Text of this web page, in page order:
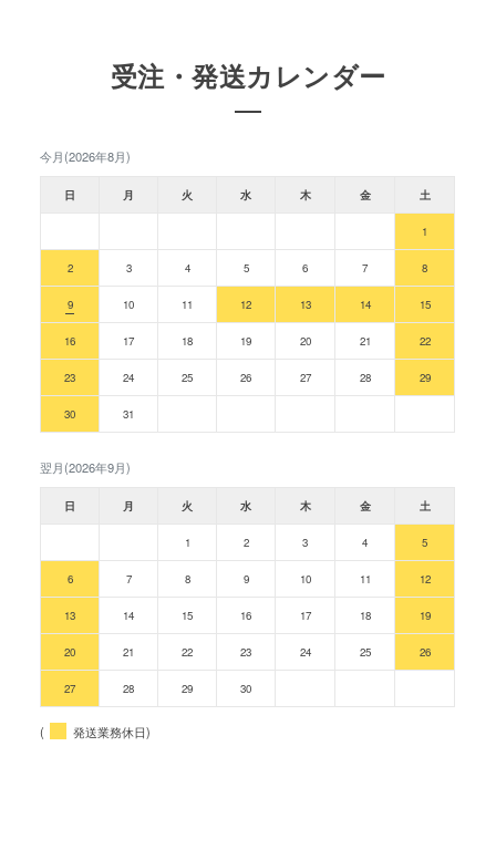
受注・発送カレンダー
今月(2026年8月)
日 月 火 水 木 金 土
1
2 3 4 5 6 7 8
9 10 11 12 13 14 15
16 17 18 19 20 21 22
23 24 25 26 27 28 29
30 31
翌月(2026年9月)
日 月 火 水 木 金 土
1 2 3 4 5
6 7 8 9 10 11 12
13 14 15 16 17 18 19
20 21 22 23 24 25 26
27 28 29 30
( 発送業務休日)